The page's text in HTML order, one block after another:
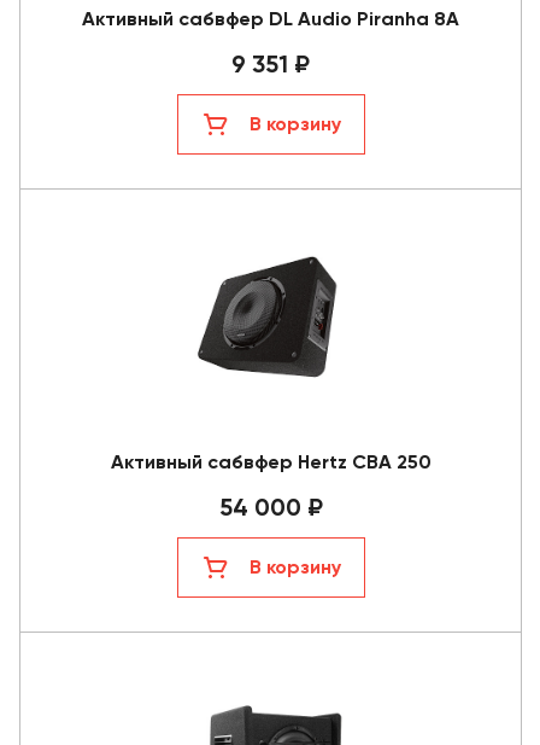
Активный сабвфер DL Audio Piranha 8A
9 351 ₽
В корзину
Активный сабвфер Hertz CBA 250
54 000 ₽
В корзину